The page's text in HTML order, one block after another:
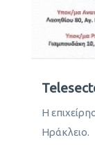
Η
Ηράκλειο.